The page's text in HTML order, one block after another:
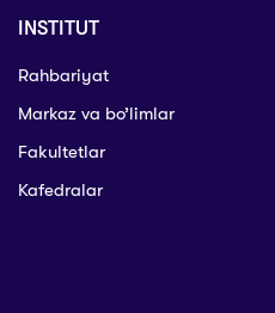
INSTITUT
Rahbariyat
Markaz va bo’limlar
Fakultetlar
Kafedralar